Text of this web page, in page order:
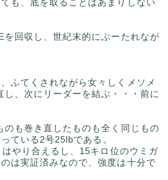
も、底を取ることはあまりしない
を回収し、世紀末的にぶーたれなが
ふてくされながら女々しくメソメ
し、次にリーダーを結ぶ・・・前に
のも巻き直したものも全く同じもの
ている2号25lbである。
やり合えるし、15キロ位のウミガ
は実証済みなので、強度は十分で